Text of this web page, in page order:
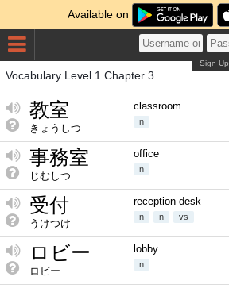
Available on
Sign Up
Vocabulary Level 1 Chapter 3
教室
きょうしつ
classroom
n
事務室
じむしつ
office
n
受付
うけつけ
reception desk
n n vs
ロビー
ロビー
lobby
n